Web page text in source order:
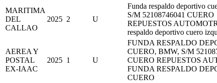
MARITIMA
DEL
CALLAO
2025 2 U
Funda respaldo deportivo
S/M 52108746041 CUERO
REPUESTOS
respaldo deportivo cuero
AEREA Y
POSTAL
EX-IAAC
2025 1 U
FUNDA RESPALDO
CUERO, BMW, S/M
CUERO REPUESTOS
FUNDA RESPALDO
CUERO